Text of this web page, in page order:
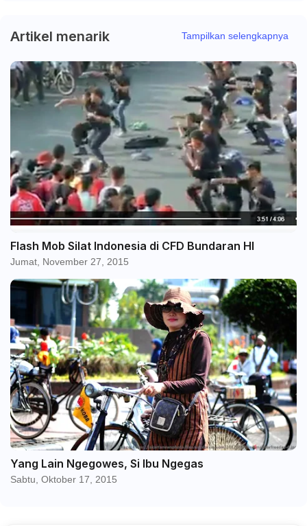
Artikel menarik Tampilkan selengkapnya
Flash Mob Silat Indonesia di CFD Bundaran HI
Jumat, November 27, 2015
Yang Lain Ngegowes, Si Ibu Ngegas
Sabtu, Oktober 17, 2015